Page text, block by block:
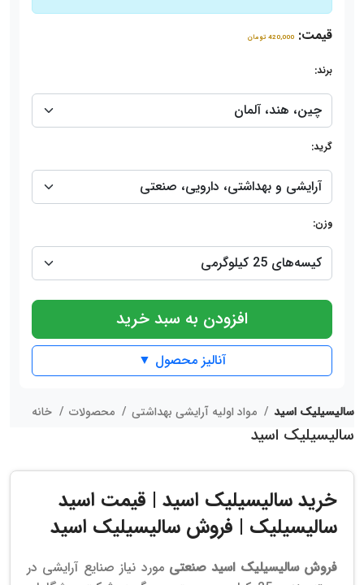
قیمت: 420,000 تومان
برند:
گرید:
وزن:
افزودن به سبد خرید
آنالیز محصول ▼
سالیسیلیک اسید
سالیسیلیک اسید
خرید سالیسیلیک اسید | قیمت اسید
سالیسیلیک | فروش سالیسیلیک اسید
فروش سالیسیلیک اسید صنعتی مورد نیاز صنایع آرایشی در